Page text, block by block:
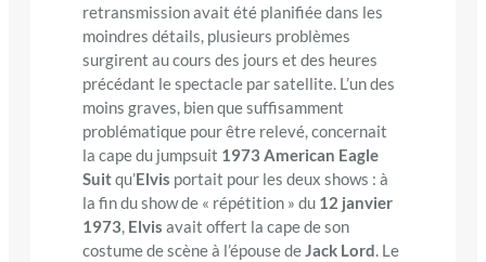
retransmission avait été planifiée dans les
moindres détails, plusieurs problèmes
surgirent au cours des jours et des heures
précédant le spectacle par satellite. L’un des
moins graves, bien que suffisamment
problématique pour être relevé, concernait
la cape du jumpsuit 1973 American Eagle
Suitqu’Elvis portait pour les deux shows : à
la fin du show de « répétition » du 12 janvier
1973 Elvisavait offert la cape de son
costume de scène à l’épouse de Jack Lord . Le